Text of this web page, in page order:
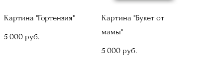
Картина "Гортензия"
5 000 pуб.
Картина "Букет от
мамы"
5 000 pуб.